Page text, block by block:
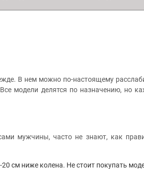
В нем можно по-настоящему
модели делятся по назначению, но
мужчины, часто не знают, как
см ниже колена. Не стоит покупать